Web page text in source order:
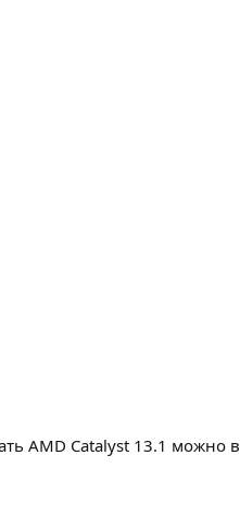
AMD Catalyst 13.1 можно в